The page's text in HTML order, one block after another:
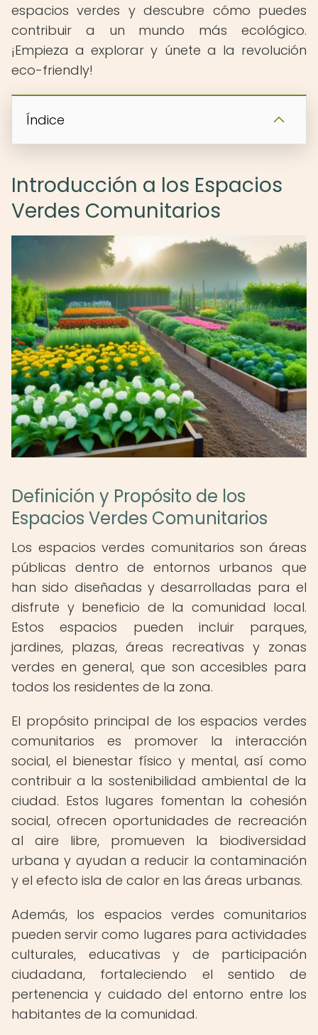
espacios verdes y descubre cómo puedes
contribuir a un mundo más ecológico.
¡Empieza a explorar y únete a la revolución
eco-friendly!
Índice
Introducción a los Espacios
Verdes Comunitarios
Definición y Propósito de los
Espacios Verdes Comunitarios
Los espacios verdes comunitarios son áreas
públicas dentro de entornos urbanos que
han sido diseñadas y desarrolladas para el
disfrute y beneficio de la comunidad local.
Estos espacios pueden incluir parques,
jardines, plazas, áreas recreativas y zonas
verdes en general, que son accesibles para
todos los residentes de la zona.
El propósito principal de los espacios verdes
comunitarios es promover la interacción
social, el bienestar físico y mental, así como
contribuir a la sostenibilidad ambiental de la
ciudad. Estos lugares fomentan la cohesión
social, ofrecen oportunidades de recreación
al aire libre, promueven la biodiversidad
urbana y ayudan a reducir la contaminación
y el efecto isla de calor en las áreas urbanas.
Además, los espacios verdes comunitarios
pueden servir como lugares para actividades
culturales, educativas y de participación
ciudadana, fortaleciendo el sentido de
pertenencia y cuidado del entorno entre los
habitantes de la comunidad.